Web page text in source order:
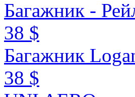
Багажник -
38 $
Багажник
38 $